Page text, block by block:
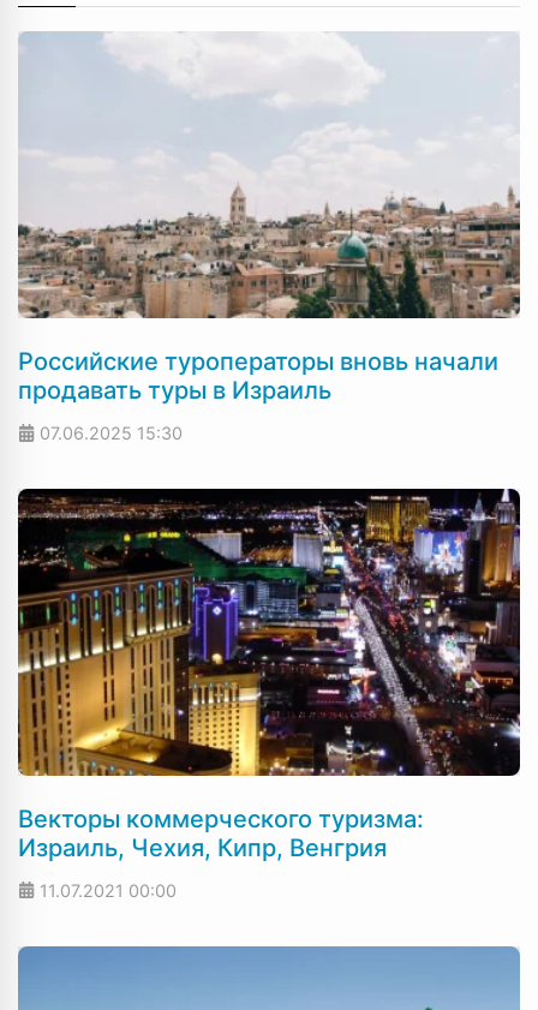
Российские туроператоры вновь начали
продавать туры в Израиль
07.06.2025 15:30
Векторы коммерческого туризма:
Израиль, Чехия, Кипр, Венгрия
11.07.2021 00:00